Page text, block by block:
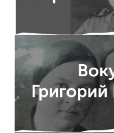
Другие виды
деятельности
Студенческая жизнь
Сведения об
образовательной
организации